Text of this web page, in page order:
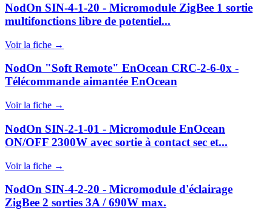
NodOn SIN-4-1-20 - Micromodule ZigBee 1 sortie
multifonctions libre de potentiel...
Voir la fiche →
NodOn "Soft Remote" EnOcean CRC-2-6-0x -
Télécommande aimantée EnOcean
Voir la fiche →
NodOn SIN-2-1-01 - Micromodule EnOcean
ON/OFF 2300W avec sortie à contact sec et...
Voir la fiche →
NodOn SIN-4-2-20 - Micromodule d'éclairage
ZigBee 2 sorties 3A / 690W max.